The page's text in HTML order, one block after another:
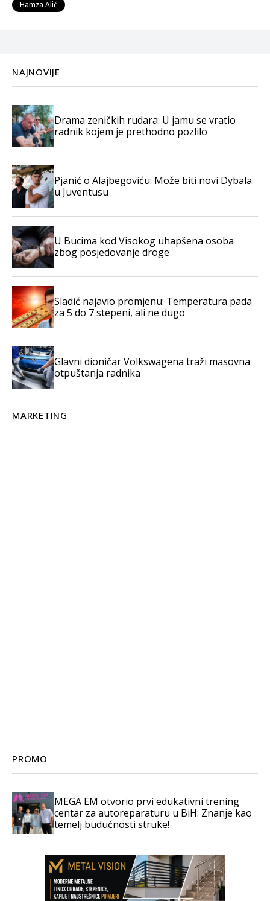
Hamza Alić
NAJNOVIJE
Drama zeničkih rudara: U jamu se vratio
radnik kojem je prethodno pozlilo
Pjanić o Alajbegoviću: Može biti novi Dybala
u Juventusu
U Bucima kod Visokog uhapšena osoba
zbog posjedovanje droge
Sladić najavio promjenu: Temperatura pada
za 5 do 7 stepeni, ali ne dugo
Glavni dioničar Volkswagena traži masovna
otpuštanja radnika
MARKETING
PROMO
MEGA EM otvorio prvi edukativni trening
centar za autoreparaturu u BiH: Znanje kao
temelj budućnosti struke!